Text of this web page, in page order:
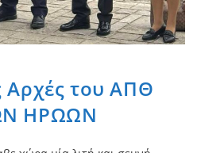
Αρχές του ΑΠΘ
ΗΡΩΩΝ